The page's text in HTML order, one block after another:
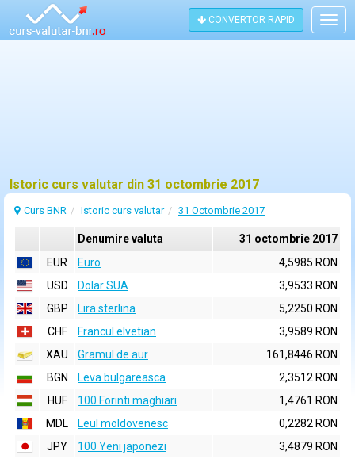
CONVERTOR RAPID
Istoric curs valutar din 31 octombrie 2017
Curs BNR Istoric curs valutar 31 Octombrie 2017
Denumire valuta
31 octombrie 2017
EUR
Euro
4,5985 RON
USD
Dolar SUA
3,9533 RON
GBP
Lira sterlina
5,2250 RON
CHF
Francul elvetian
3,9589 RON
XAU
Gramul de aur
161,8446 RON
BGN
Leva bulgareasca
2,3512 RON
HUF
100 Forinti maghiari
1,4761 RON
MDL
Leul moldovenesc
0,2282 RON
JPY
100 Yeni japonezi
3,4879 RON